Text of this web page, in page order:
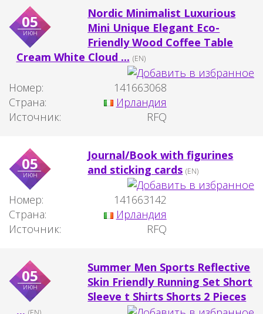
05
июн
Nordic Minimalist Luxurious
Mini Unique Elegant Eco-
Friendly Wood Coffee Table
Cream White Cloud ... (EN)
Номер:
141663068
Страна:
Ирландия
Источник:
RFQ
05
июн
Journal/Book with figurines
and sticking cards (EN)
Номер:
141663142
Страна:
Ирландия
Источник:
RFQ
05
июн
Summer Men Sports Reflective
Skin Friendly Running Set Short
Sleeve t Shirts Shorts 2 Pieces